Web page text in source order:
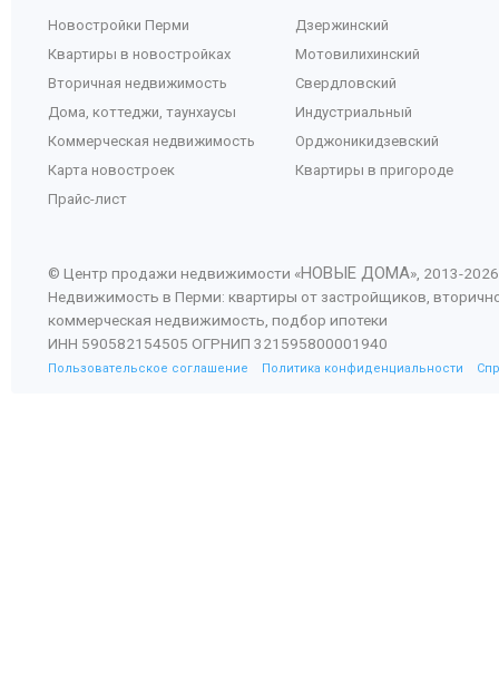
Новостройки Перми
Квартиры в новостройках
Вторичная недвижимость
Дома, коттеджи, таунхаусы
Коммерческая недвижимость
Карта новостроек
Прайс-лист
Дзержинский
Мотовилихинский
Свердловский
Индустриальный
Орджоникидзевский
Квартиры в пригороде
© Центр продажи недвижимости «НОВЫЕ ДОМА», 2013-2026
Недвижимость в Перми: квартиры от застройщиков,
коммерческая недвижимость, подбор ипотеки
ИНН 590582154505 ОГРНИП 321595800001940
Пользовательское соглашение Политика конфиденциальности